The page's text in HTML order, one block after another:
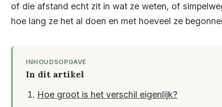
of die afstand echt zit in wat ze weten, of
hoe lang ze het al doen en met hoeveel ze
INHOUDSOPGAVE
In dit artikel
Hoe groot is het verschil eigenlijk?